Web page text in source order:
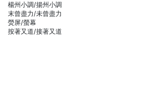
楊州小調/揚州小調
末曾盡力/未曾盡力
熒屏/螢幕
按著又道/接著又道